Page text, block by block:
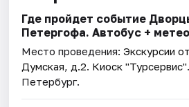
Где пройдет событие
Петергофа. Автобус +
Место проведения:Экскурсии
Думская, д.2. Киоск "Турсервис"
Петербург.